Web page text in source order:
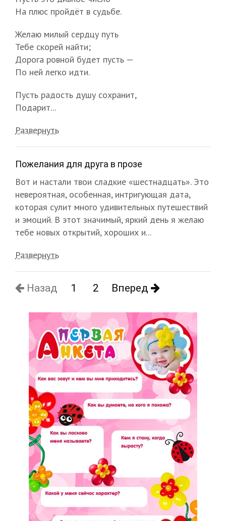
На плюс пройдёт в судьбе.
Желаю милый сердцу путь
Тебе скорей найти;
Дорога ровной будет пусть —
По ней легко идти.
Пусть радость душу сохранит,
Подарит...
Развернуть
Пожелания для друга в прозе
Вот и настали твои сладкие «шестнадцать». Это
невероятная, особенная, интригующая дата,
которая сулит много удивительных путешествий
и эмоций. В этот значимый, яркий день я желаю
тебе новых открытий, хороших и...
Развернуть
Назад 1 2 Вперед